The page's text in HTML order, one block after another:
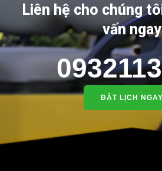
Liên hệ cho chúng
vấn ngay
ĐẶT LỊCH NGAY